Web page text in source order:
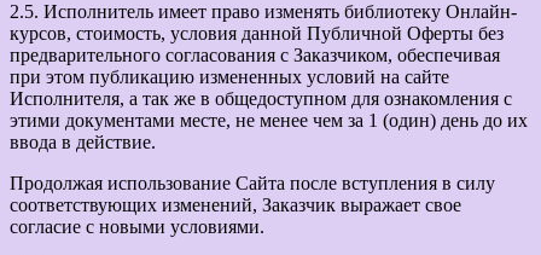
2.5. Исполнитель имеет право изменять библиотеку Онлайн-
курсов, стоимость, условия данной Публичной Оферты без
предварительного согласования с Заказчиком, обеспечивая
при этом публикацию измененных условий на сайте
Исполнителя, а так же в общедоступном для ознакомления с
этими документами месте, не менее чем за 1 (один) день до их
ввода в действие.
Продолжая использование Сайта после вступления в силу
соответствующих изменений, Заказчик выражает свое
согласие с новыми условиями.